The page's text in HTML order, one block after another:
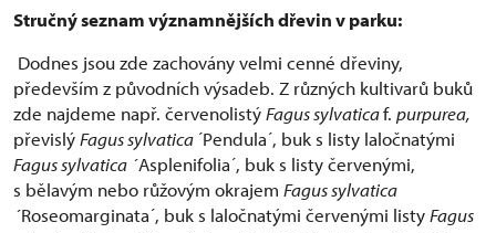
Stručný seznam významnějších dřevin v parku:
Dodnes jsou zde zachovány velmi cenné dřeviny,
především z původních výsadeb. Z různých kultivarů buků
zde najdeme např. červenolistýFagus sylvaticaf. purpurea,
převislýFagus sylvatica ´Pendula´, buk s listy laločnatými
Fagus sylvatica ´Asplenifolia´, buk s listy červenými,
s bělavým nebo růžovým okrajem Fagus sylvatica
´Roseomarginata´, buk s laločnatými červenými listyFagus